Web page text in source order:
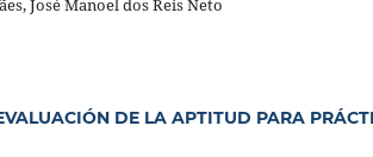
José Manoel dos Reis Neto
DE LA APTITUD PARA